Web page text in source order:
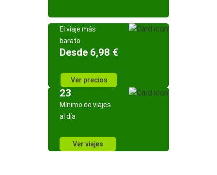
El viaje más
barato
Desde 6,98 €
Ver precios
23
Mínimo de viajes
al día
Ver viajes